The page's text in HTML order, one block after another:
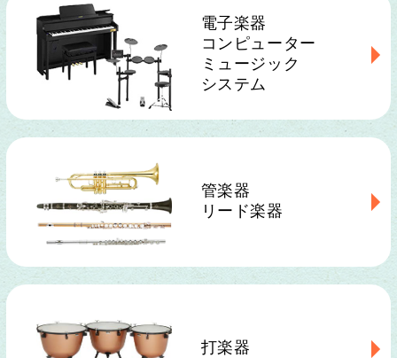
電子楽器
コンピューター
ミュージック
システム
管楽器
リード楽器
打楽器